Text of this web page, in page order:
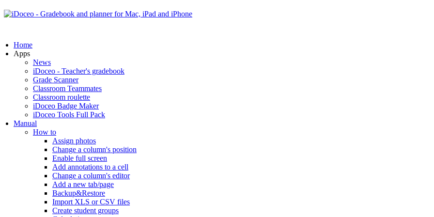
Home
Apps
News
iDoceo - Teacher's gradebook
Grade Scanner
Classroom Teammates
Classroom roulette
iDoceo Badge Maker
iDoceo Tools Full Pack
Manual
How to
Assign photos
Change a column's position
Enable full screen
Add annotations to a cell
Change a column's editor
Add a new tab/page
Backup&Restore
Import XLS or CSV files
Create student groups